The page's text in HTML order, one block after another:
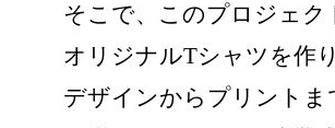
そこで、このプロジェク
オリジナルTシャツを作
デザインからプリントま